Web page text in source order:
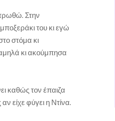
Στην
του κι εγώ
στόμα κι
κι ακούμπησα
καθώς τον έπαιζα
είχε φύγει η Ντίνα.